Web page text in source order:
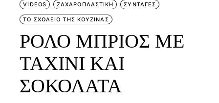
VIDEOS ΖΑΧΑΡΟΠΛΑΣΤΙΚΗ ΣΥΝΤΑΓΕΣ
ΤΟ ΣΧΟΛΕΙΟ ΤΗΣ ΚΟΥΖΙΝΑΣ
ΡΟΛΟ ΜΠΡΙΟΣ ΜΕ
ΤΑΧΙΝΙ ΚΑΙ
ΣΟΚΟΛΑΤΑ